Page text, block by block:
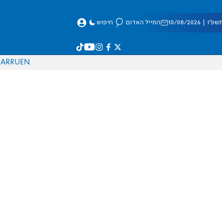
08/2026 המייל האדום חיפוש
EN
RU
AR